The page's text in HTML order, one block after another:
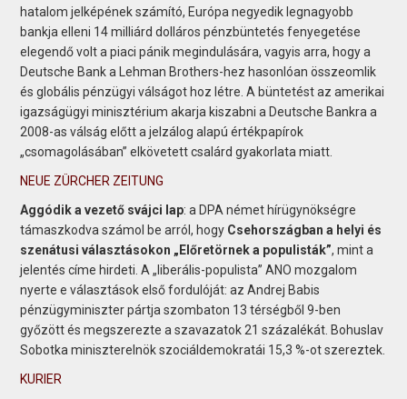
hatalom jelképének számító, Európa negyedik legnagyobb
bankja elleni 14 milliárd dolláros pénzbüntetés fenyegetése
elegendő volt a piaci pánik megindulására, vagyis arra, hogy a
Deutsche Bank a Lehman Brothers-hez hasonlóan összeomlik
és globális pénzügyi válságot hoz létre. A büntetést az amerikai
igazságügyi minisztérium akarja kiszabni a Deutsche Bankra a
2008-as válság előtt a jelzálog alapú értékpapírok
„csomagolásában” elkövetett csalárd gyakorlata miatt.
NEUE ZÜRCHER ZEITUNG
Aggódik a vezető svájci lap: a DPA német hírügynökségre
támaszkodva számol be arról, hogy Csehországban a helyi és
szenátusi választásokon „Előretörnek a populisták”, mint a
jelentés címe hirdeti. A „liberális-populista” ANO mozgalom
nyerte e választások első fordulóját: az Andrej Babis
pénzügyminiszter pártja szombaton 13 térségből 9-ben
győzött és megszerezte a szavazatok 21 százalékát. Bohuslav
Sobotka miniszterelnök szociáldemokratái 15,3 %-ot szereztek.
KURIER